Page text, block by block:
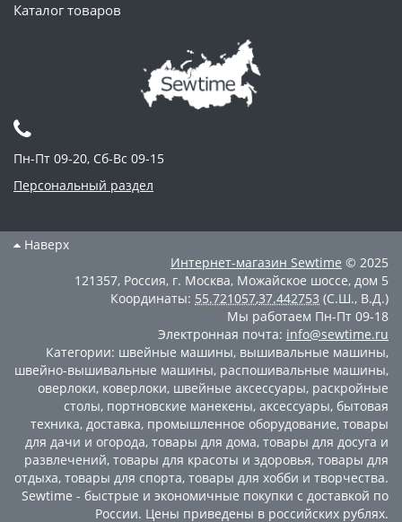
Каталог товаров
Пн-Пт 09-20, Сб-Вс 09-15
Персональный раздел
Наверх
Интернет-магазин Sewtime © 2025
121357, Россия, г. Москва, Можайское шоссе, дом 5
Координаты: 55.721057,37.442753 (С.Ш., В.Д.)
Мы работаем Пн-Пт 09-18
Электронная почта: info@sewtime.ru
Категории: швейные машины, вышивальные машины,
швейно-вышивальные машины, распошивальные машины,
оверлоки, коверлоки, швейные аксессуары, раскройные
столы, портновские манекены, аксессуары, бытовая
техника, доставка, промышленное оборудование, товары
для дачи и огорода, товары для дома, товары для досуга и
развлечений, товары для красоты и здоровья, товары для
отдыха, товары для спорта, товары для хобби и творчества.
Sewtime - быстрые и экономичные покупки с доставкой по
России. Цены приведены в российских рублях.